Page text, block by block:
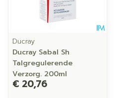
Ducray
Ducray Sabal Sh
Talgregulerende
Verzorg. 200ml
€ 20,76